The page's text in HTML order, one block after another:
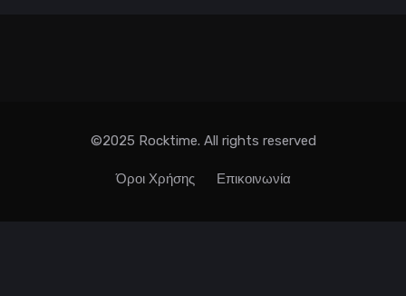
©2025 Rocktime. All rights reserved
Όροι Χρήσης Επικοινωνία